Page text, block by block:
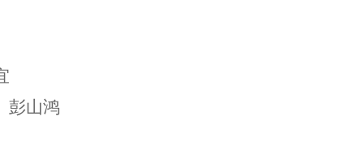
彭山鸿